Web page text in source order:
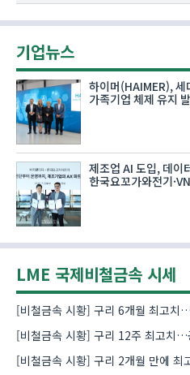
기업뉴스
하이머(HAIMER),
가족기업 체제 유지
제조업 AI 도입, 데
한국요꼬가와전기
LME 국제비철금속 시세
[비철금속 시황] 구리 6개월 최고치
[비철금속 시황] 구리 12주 최고치…